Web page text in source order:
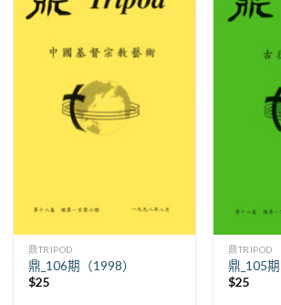
鼎TRIPOD
鼎_106期（1998）
$25
鼎TRIPOD
鼎_105
$25